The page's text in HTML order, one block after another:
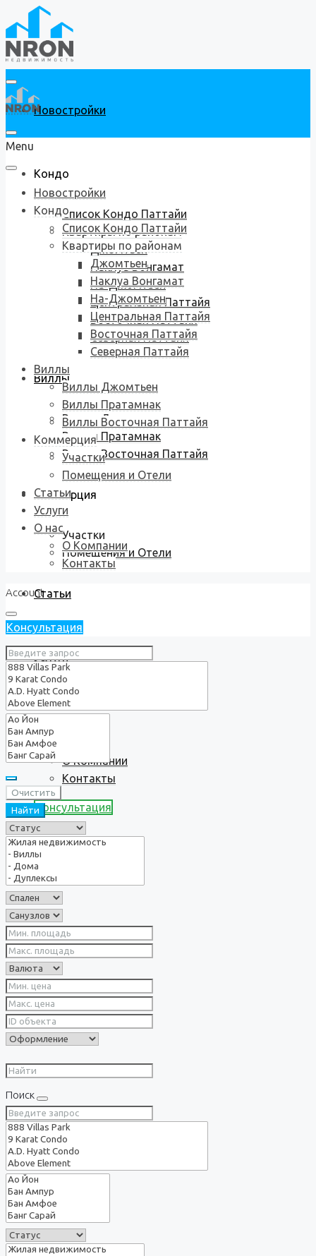
Новостройки
Кондо
Список Кондо Паттайи
Квартиры по районам
Джомтьен
Наклуа Вонгамат
На-Джомтьен
Центральная Паттайя
Восточная Паттайя
Северная Паттайя
Виллы
Виллы Джомтьен
Виллы Пратамнак
Виллы Восточная Паттайя
Коммерция
Участки
Помещения и Отели
Статьи
Услуги
О нас
О Компании
Контакты
Консультация
Menu
Новостройки
Кондо
Список Кондо Паттайи
Квартиры по районам
Джомтьен
Наклуа Вонгамат
На-Джомтьен
Центральная Паттайя
Восточная Паттайя
Северная Паттайя
Виллы
Виллы Джомтьен
Виллы Пратамнак
Виллы Восточная Паттайя
Коммерция
Участки
Помещения и Отели
Статьи
Услуги
О нас
О Компании
Контакты
Account
Консультация
Очистить
Найти
Поиск